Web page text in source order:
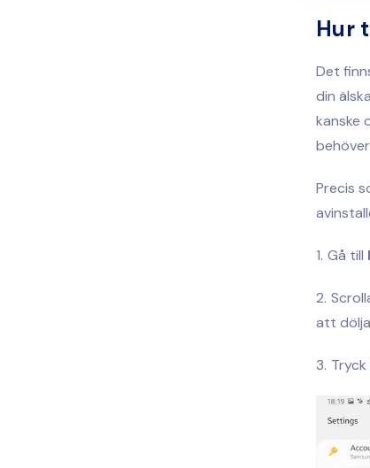
Hur
Det
din
kanske
Precis
Gå till
att
Tryck